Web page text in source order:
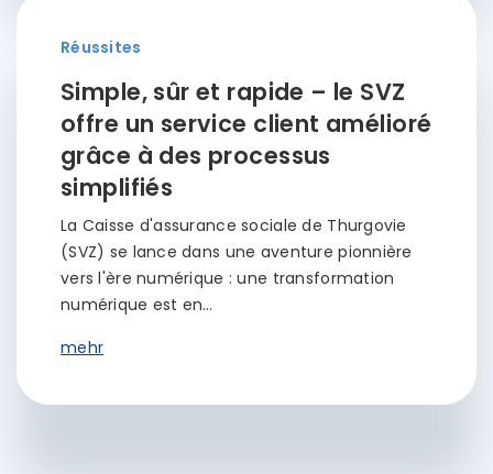
Réussites
Simple, sûr et rapide – le SVZ
offre un service client amélioré
grâce à des processus
simplifiés
La Caisse d'assurance sociale de Thurgovie
(SVZ) se lance dans une aventure pionnière
vers l'ère numérique : une transformation
numérique est en…
mehr